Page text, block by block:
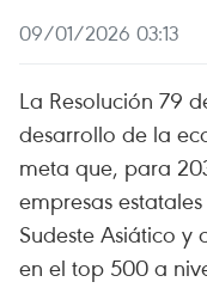
09/01/2026 03:13
La Resolución 79
desarrollo de la
meta que, para
empresas
Sudeste Asiático y
en el top 500 a